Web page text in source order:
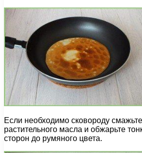
Если необходимо сковороду
растительного масла и обжарьте
сторон до румяного цвета.